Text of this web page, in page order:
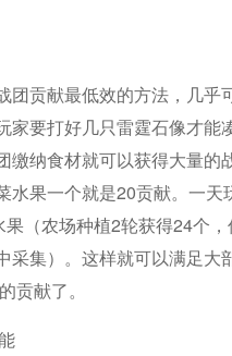
团贡献最低效的方法，几乎
家要打好几只雷霆石像才能
缴纳食材就可以获得大量的
水果一个就是20贡献。一天
（农场种植2轮获得24个，
采集）。这样就可以满足大
贡献了。